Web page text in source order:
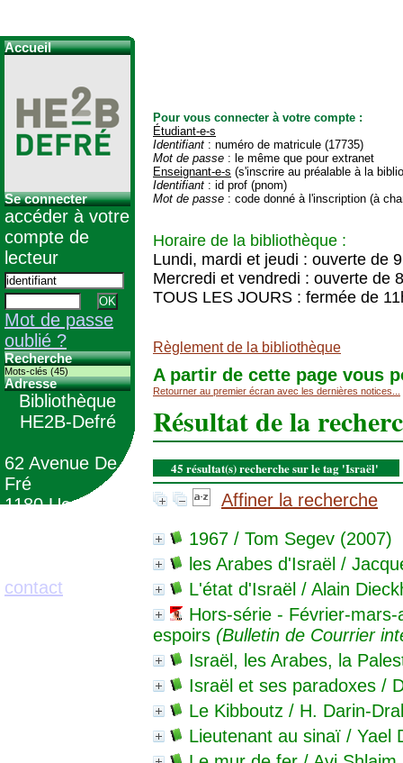
Pour vous connecter à votre compte :
Étudiant-e-s
Identifiant : numéro de matricule (17735)
Mot de passe : le même que pour extranet
Enseignant-e-s (s'inscrire au préalable à la
Identifiant : id prof (pnom)
Mot de passe : code donné à l'inscription (à
Horaire de la bibliothèque :
Lundi, mardi et jeudi : ouverte de
Mercredi et vendredi : ouverte de
TOUS LES JOURS : fermée de
Règlement de la bibliothèque
A partir de cette page vous
Retourner au premier écran avec les dernières notices...
Résultat de la
45 résultat(s) recherche sur le tag 'Israël'
Affiner la recherche
1967 / Tom Segev (2007)
les Arabes d'Israël /
L'état d'Israël / Alain
Hors-série - Février-
espoirs (Bulletin de Courrier
Israël, les Arabes, la
Israël et ses paradoxes /
Le Kibboutz / H. Darin-
Lieutenant au sinaï / Yael
Accueil
Se connecter
accéder à votre
compte de
lecteur
Mot de passe
oublié ?
Recherche
Mots-clés (45)
Adresse
Bibliothèque
HE2B-Defré
62 Avenue De
Fré
1180 Uccle
contact